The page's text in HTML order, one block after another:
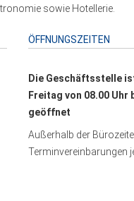
sowie Hotellerie.
ÖFFNUNGSZEITEN
Die Geschäftsstelle
Freitag von 08.00 Uhr
geöffnet
Außerhalb der
Terminvereinbarungen